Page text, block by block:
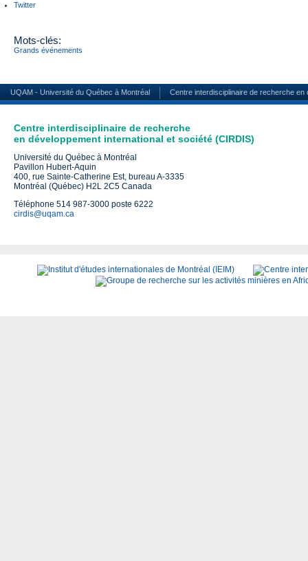
Twitter
Mots-clés:
Grands événements
UQAM - Université du Québec à Montréal Centre interdisciplinaire de recherche
Centre interdisciplinaire de recherche
en développement international et société (CIRDIS)
Université du Québec à Montréal
Pavillon Hubert-Aquin
400, rue Sainte-Catherine Est, bureau A-3335
Montréal (Québec) H2L 2C5 Canada
Téléphone 514 987-3000 poste 6222
cirdis@uqam.ca